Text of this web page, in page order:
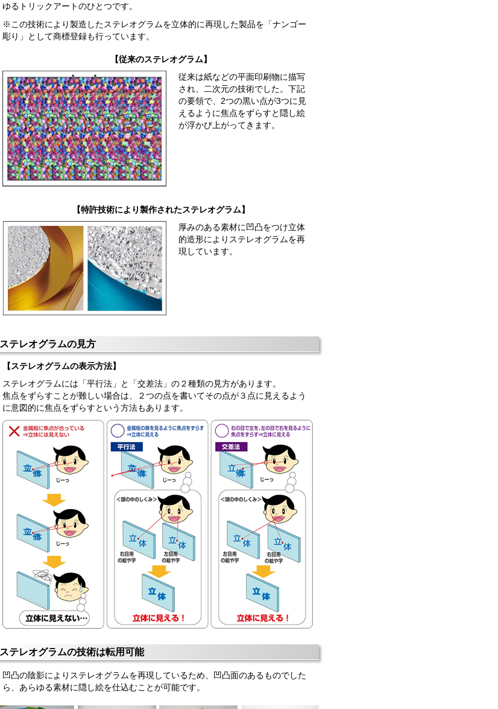
ゆるトリックアートのひとつです。
※この技術により製造したステレオグラムを立体的に再現した製品を「ナンゴー
彫り」として商標登録も行っています。
【従来のステレオグラム】
従来は紙などの平面印刷物に描写
され、二次元の技術でした。下記
の要領で、2つの黒い点が3つに見
えるように焦点をずらすと隠し絵
が浮かび上がってきます。
【特許技術により製作されたステレオグラム】
厚みのある素材に凹凸をつけ立体
的造形によりステレオグラムを再
現しています。
ステレオグラムの見方
【ステレオグラムの表示方法】
ステレオグラムには「平行法」と「交差法」の２種類の見方があります。
焦点をずらすことが難しい場合は、２つの点を書いてその点が３点に見えるよう
に意図的に焦点をずらすという方法もあります。
ステレオグラムの技術は転用可能
凹凸の陰影によりステレオグラムを再現しているため、凹凸面のあるものでした
ら、あらゆる素材に隠し絵を仕込むことが可能です。